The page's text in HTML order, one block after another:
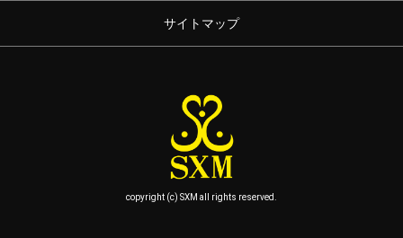
サイトマップ
copyright (c) SXM all rights reserved.